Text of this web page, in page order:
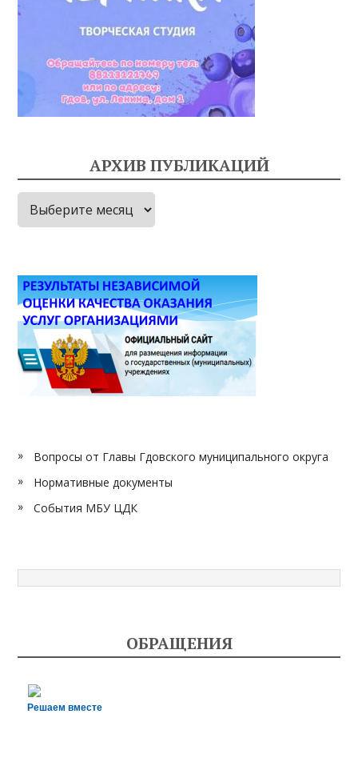
АРХИВ ПУБЛИКАЦИЙ
Архив
публикаций
Вопросы от Главы Гдовского муниципального округа
Нормативные документы
События МБУ ЦДК
ОБРАЩЕНИЯ
Решаем вместе